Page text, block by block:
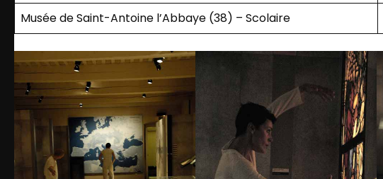
Musée de Saint-Antoine l’Abbaye (38) – Scolaire